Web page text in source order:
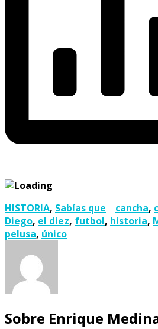
HISTORIA, Sabías que cancha,
Diego, el diez, futbol, historia,
pelusa, único
Sobre Enrique